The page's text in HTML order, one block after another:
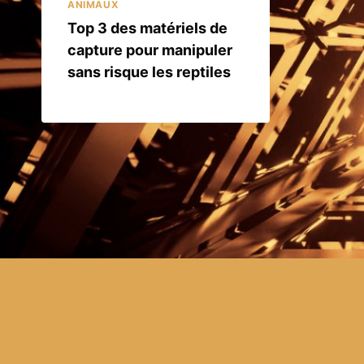
ANIMAUX
Top 3 des matériels de
capture pour manipuler
sans risque les reptiles